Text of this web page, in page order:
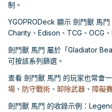
制。
YGOPRODeck 顯示 劍鬥獸 馬
Charity、Edison、TCG、OCG
劍鬥獸 馬鬥 屬於「Gladiator
可按該系列篩選。
查看 劍鬥獸 馬鬥 的玩家也常會一
場 、 防守戰術 、 卸除武器 、 障礙
劍鬥獸 馬鬥 的收錄示例：